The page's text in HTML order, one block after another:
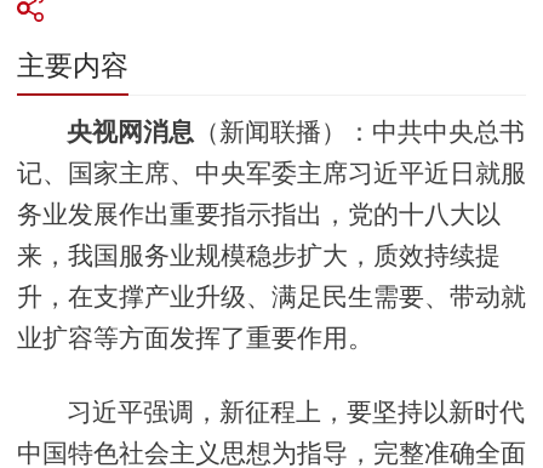
主要内容
央视网消息 （新闻联播）：中共中央总书
记、国家主席、中央军委主席习近平近日就服
务业发展作出重要指示指出，党的十八大以
来，我国服务业规模稳步扩大，质效持续提
升，在支撑产业升级、满足民生需要、带动就
业扩容等方面发挥了重要作用。
习近平强调，新征程上，要坚持以新时代
中国特色社会主义思想为指导，完整准确全面